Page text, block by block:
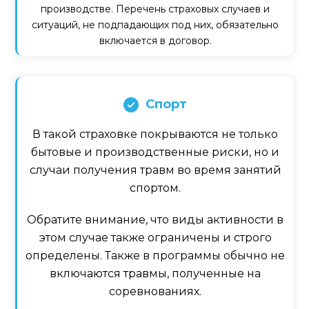
производстве. Перечень страховых случаев и
ситуаций, не подпадающих под них, обязательно
включается в договор.
Спорт
В такой страховке покрываются не только
бытовые и производственные риски, но и
случаи получения травм во время занятий
спортом.
Обратите внимание, что виды активности в
этом случае также ограничены и строго
определены. Также в программы обычно не
включаются травмы, полученные на
соревнованиях.